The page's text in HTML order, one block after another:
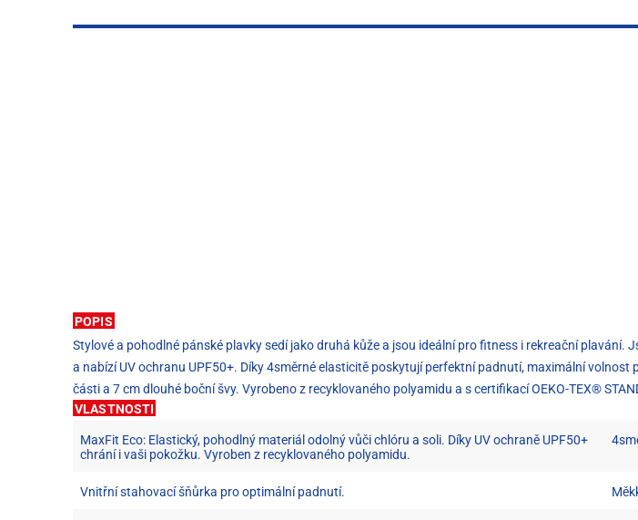
POPIS
Stylové a pohodlné pánské plavky sedí jako druhá kůže a jsou ideální pro fitness i rekreační
a nabízí UV ochranu UPF50+. Díky 4směrné elasticitě poskytují perfektní padnutí, maximální
části a 7 cm dlouhé boční švy. Vyrobeno z recyklovaného polyamidu a s certifikací OEKO-TEX®
VLASTNOSTI
MaxFit Eco: Elastický, pohodlný materiál odolný vůči chlóru a soli. Díky UV ochraně UPF50+
chrání i vaši pokožku. Vyroben z recyklovaného polyamidu.
Vnitřní stahovací šňůrka pro optimální padnutí.